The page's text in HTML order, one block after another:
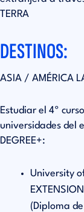
TERRA
DESTINOS:
ASIA / AMÉRICA
Estudiar el 4º
universidades del
DEGREE+:
University
(Diploma